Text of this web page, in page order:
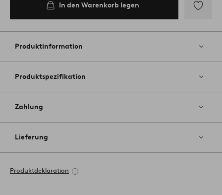
In den
In den Warenkorb legen
Favoriten
Produktinformation
Produktspezifikation
Zahlung
Lieferung
Produktdeklaration